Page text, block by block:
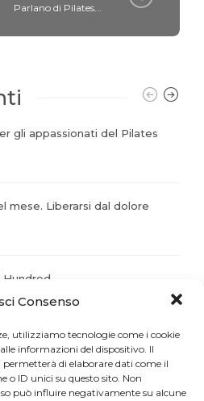
Consenso
utilizziamo tecnologie come i cookie
informazioni del dispositivo. Il
permetterà di elaborare dati come il
ID unici su questo sito. Non
può influire negativamente su alcune
Parlano di Pilates...
gli appassionati del Pilates
mese. Liberarsi dal dolore
Hundred
Teacher of the Month